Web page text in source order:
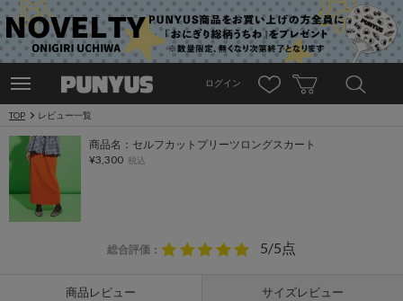
ログイン
TOP レビュー一覧
商品名：セルフカットプリーツロングスカート
¥3,300 税込
総合評価 ： 5/5点
商品レビュー サイズレビュー